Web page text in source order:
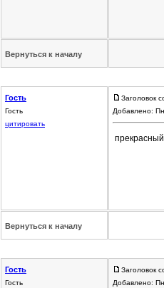
Вернуться к началу
Гость
Гость
цитировать
Заголовок
Добавлено:
Вернуться к началу
Гость
Гость
Заголовок
Добавлено: